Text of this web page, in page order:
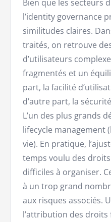
Bien que les secteurs
l’identity governance
similitudes claires.
traités, on retrouve
d’utilisateurs
fragmentés et un
part, la facilité
d’autre part, la
L’un des plus grands
lifecycle management
vie). En pratique,
temps voulu des droits
difficiles à organiser.
à un trop grand
aux risques associés.
l’attribution des